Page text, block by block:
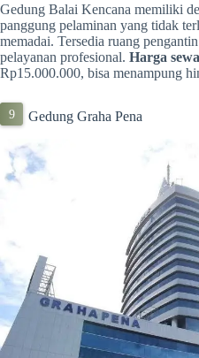
Gedung Balai Kencana memiliki
panggung pelaminan yang tidak
memadai. Tersedia ruang
pelayanan profesional. Harga
Rp15.000.000, bisa menampung
Gedung Graha Pena